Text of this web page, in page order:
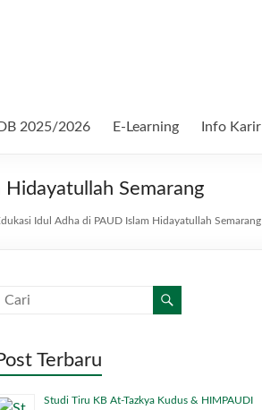
2025/2026 E-Learning Info Karir
Semarang
Idul Adha di PAUD Islam Hidayatullah Semarang
Terbaru
Studi Tiru KB At-Tazkya Kudus & HIMPAUDI